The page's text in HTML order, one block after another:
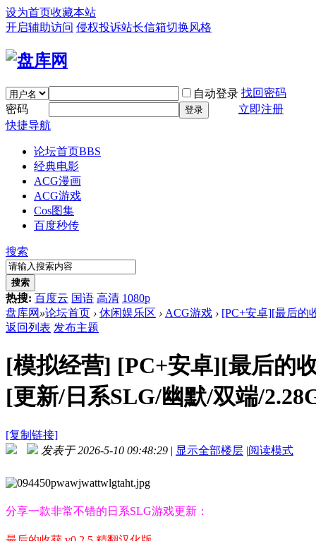
设为首页收藏本站
开启辅助访问 侵权投诉站长信箱切换风格
自动登录 找回密码
密码
登录
立即注册
快捷导航
论坛首页BBS
经典电影
ACG漫画
ACG游戏
Cos图集
百度秒传
搜索
搜索
热搜: 百度云 国语 高清 1080p
盘库网 »论坛首页 › 休闲娱乐区 › ACG游戏 › [PC+安卓][最后的
返回列表 发布主题
[模拟经营] [PC+安卓][最后的
[更新/日系SLG/幽默/双端/
[复制链接]
发表于 2026-5-10 09:48:29 | 显示全部楼层 |阅读模式
分享一款非常不错的日系SLG游戏更新：